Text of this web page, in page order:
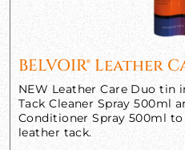
BELVOIR® Leather
NEW Leather Care Duo tin
Tack Cleaner Spray 500ml
Conditioner Spray 500ml
leather tack.